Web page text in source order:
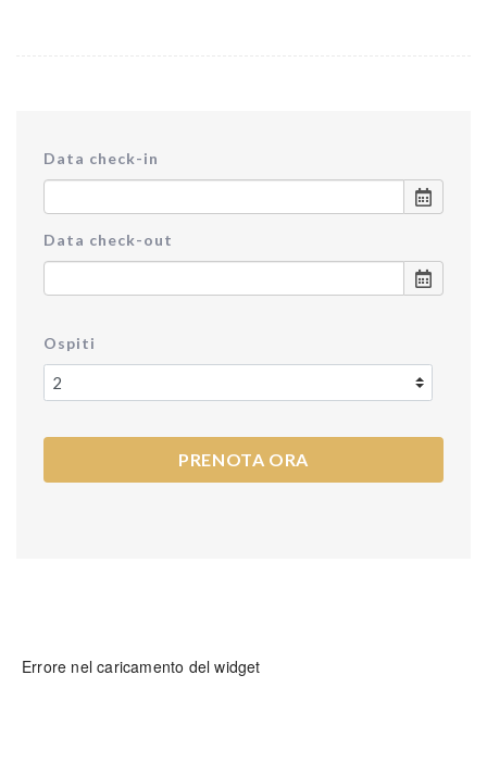
Data check-in
Data check-out
Ospiti
PRENOTA ORA